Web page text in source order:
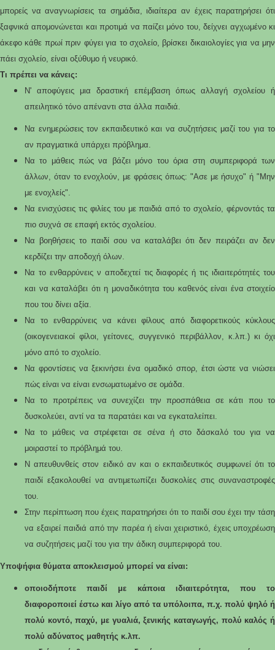
μπορείς να αναγνωρίσεις τα σημάδια, ιδιαίτερα αν έχεις παρατηρήσει ότι
ξαφνικά απομονώνεται και προτιμά να παίζει μόνο του, δείχνει αγχωμένο κι
άκεφο κάθε πρωί πριν φύγει για το σχολείο, βρίσκει δικαιολογίες για να μην
πάει σχολείο, είναι οξύθυμο ή νευρικό.
Τι πρέπει να κάνεις:
Ν' αποφύγεις μια δραστική επέμβαση όπως αλλαγή σχολείου ή
απειλητικό τόνο απέναντι στα άλλα παιδιά.
Να ενημερώσεις τον εκπαιδευτικό και να συζητήσεις μαζί του για το
αν πραγματικά υπάρχει πρόβλημα.
Να το μάθεις πώς να βάζει μόνο του όρια στη συμπεριφορά των
άλλων, όταν το ενοχλούν, με φράσεις όπως: "Ασε με ήσυχο" ή "Μην
με ενοχλείς".
Να ενισχύσεις τις φιλίες του με παιδιά από το σχολείο, φέρνοντάς τα
πιο συχνά σε επαφή εκτός σχολείου.
Να βοηθήσεις το παιδί σου να καταλάβει ότι δεν πειράζει αν δεν
κερδίζει την αποδοχή όλων.
Να το ενθαρρύνεις ν αποδεχτεί τις διαφορές ή τις ιδιαιτερότητές του
και να καταλάβει ότι η μοναδικότητα του καθενός είναι ένα στοιχείο
που του δίνει αξία.
Να το ενθαρρύνεις να κάνει φίλους από διαφορετικούς κύκλους
(οικογενειακοί φίλοι, γείτονες, συγγενικό περιβάλλον, κ.λπ.) κι όχι
μόνο από το σχολείο.
Να φροντίσεις να ξεκινήσει ένα ομαδικό σπορ, έτσι ώστε να νιώσει
πώς είναι να είναι ενσωματωμένο σε ομάδα.
Να το προτρέπεις να συνεχίζει την προσπάθεια σε κάτι που το
δυσκολεύει, αντί να τα παρατάει και να εγκαταλείπει.
Να το μάθεις να στρέφεται σε σένα ή στο δάσκαλό του για να
μοιραστεί το πρόβλημά του.
Ν απευθυνθείς στον ειδικό αν και ο εκπαιδευτικός συμφωνεί ότι το
παιδί εξακολουθεί να αντιμετωπίζει δυσκολίες στις συναναστροφές
του.
Στην περίπτωση που έχεις παρατηρήσει ότι το παιδί σου έχει την τάση
να εξαιρεί παιδιά από την παρέα ή είναι χειριστικό, έχεις υποχρέωση
να συζητήσεις μαζί του για την άδικη συμπεριφορά του.
Υποψήφια θύματα αποκλεισμού μπορεί να είναι:
οποιοδήποτε παιδί με κάποια ιδιαιτερότητα, που το
διαφοροποιεί έστω και λίγο από τα υπόλοιπα, π.χ. πολύ ψηλό ή
πολύ κοντό, παχύ, με γυαλιά, ξενικής καταγωγής, πολύ καλός ή
πολύ αδύνατος μαθητής κ.λπ.